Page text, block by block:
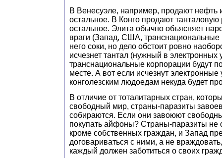
В Венесуэле, например, продают нефть
остальное. В Конго продают танталовую
остальное. Элита обычно объясняет
враги (Запад, США, транснациональные
него соки, но дело обстоит ровно
исчезнет тантал (нужный в электронных
транснациональные корпорации будут
месте. А вот если исчезнут электронные
конголезским людоедам некуда будет
В отличие от тоталитарных стран,
свободный мир, страны-паразиты
собираются. Если они завоюют
покупать айфоны? Страны-паразиты не
кроме собственных граждан, и Запад
договариваться с ними, а не
каждый должен заботиться о своих